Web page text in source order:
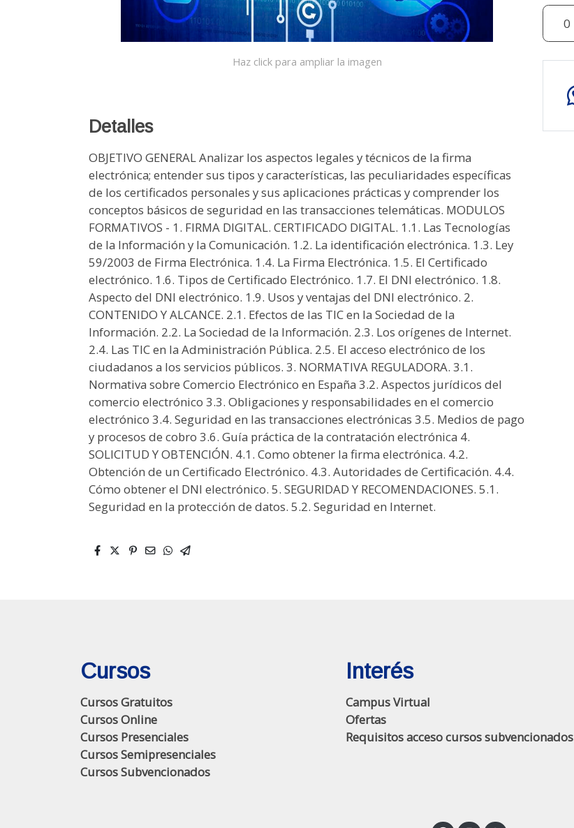
Haz click para ampliar la imagen
Detalles
OBJETIVO GENERAL Analizar los aspectos legales y técnicos de la firma
electrónica; entender sus tipos y características, las peculiaridades específicas
de los certificados personales y sus aplicaciones prácticas y comprender los
conceptos básicos de seguridad en las transacciones telemáticas. MODULOS
FORMATIVOS - 1. FIRMA DIGITAL. CERTIFICADO DIGITAL. 1.1. Las Tecnologías
de la Información y la Comunicación. 1.2. La identificación electrónica. 1.3. Ley
59/2003 de Firma Electrónica. 1.4. La Firma Electrónica. 1.5. El Certificado
electrónico. 1.6. Tipos de Certificado Electrónico. 1.7. El DNI electrónico. 1.8.
Aspecto del DNI electrónico. 1.9. Usos y ventajas del DNI electrónico. 2.
CONTENIDO Y ALCANCE. 2.1. Efectos de las TIC en la Sociedad de la
Información. 2.2. La Sociedad de la Información. 2.3. Los orígenes de Internet.
2.4. Las TIC en la Administración Pública. 2.5. El acceso electrónico de los
ciudadanos a los servicios públicos. 3. NORMATIVA REGULADORA. 3.1.
Normativa sobre Comercio Electrónico en España 3.2. Aspectos jurídicos del
comercio electrónico 3.3. Obligaciones y responsabilidades en el comercio
electrónico 3.4. Seguridad en las transacciones electrónicas 3.5. Medios de pago
y procesos de cobro 3.6. Guía práctica de la contratación electrónica 4.
SOLICITUD Y OBTENCIÓN. 4.1. Como obtener la firma electrónica. 4.2.
Obtención de un Certificado Electrónico. 4.3. Autoridades de Certificación. 4.4.
Cómo obtener el DNI electrónico. 5. SEGURIDAD Y RECOMENDACIONES. 5.1.
Seguridad en la protección de datos. 5.2. Seguridad en Internet.
Cursos
Cursos Gratuitos
Cursos Online
Cursos Presenciales
Cursos Semipresenciales
Cursos Subvencionados
Interés
Campus Virtual
Ofertas
Requisitos acceso cursos subvencionados